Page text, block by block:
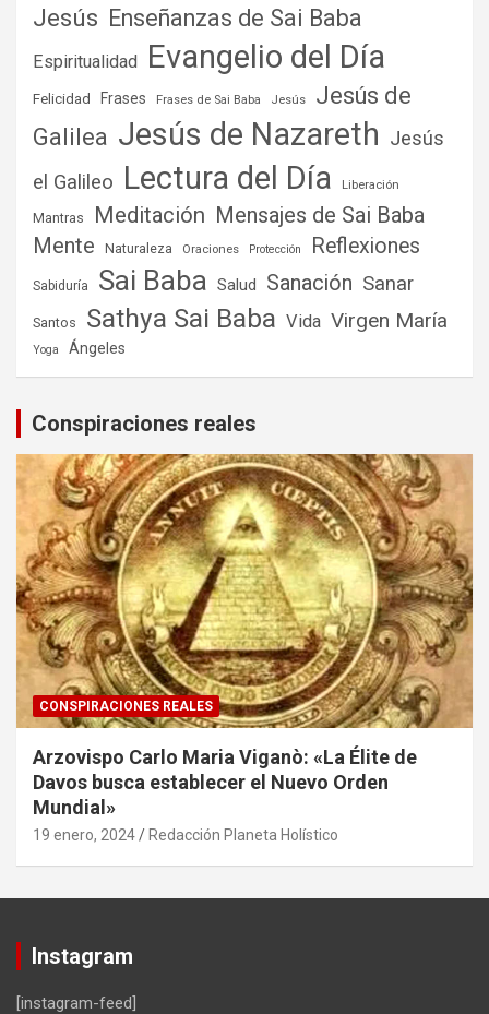
Jesús Enseñanzas de Sai Baba
Espiritualidad Evangelio del Día
Felicidad Frases Frases de Sai Baba Jesús
Jesús de
Galilea Jesús de Nazareth Jesús
el Galileo Lectura del Día Liberación
Mantras Meditación Mensajes de Sai Baba
Mente
Naturaleza Oraciones Protección Reflexiones
Sabiduría Sai Baba Salud Sanación Sanar
Santos Sathya Sai Baba Vida Virgen María
Yoga Ángeles
Conspiraciones reales
CONSPIRACIONES REALES
Arzovispo Carlo Maria Viganò: «La Élite de
Davos busca establecer el Nuevo Orden
Mundial»
19 enero, 2024 Redacción Planeta Holístico
Instagram
[instagram-feed]